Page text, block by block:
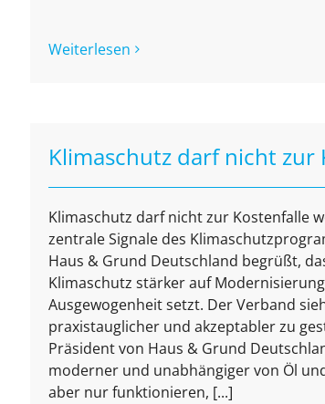
Weiterlesen
Klimaschutz darf nicht zur
Klimaschutz darf nicht zur Kostenfalle
zentrale Signale des
Haus & Grund Deutschland begrüßt,
Klimaschutz stärker auf
Ausgewogenheit setzt. Der Verband
praxistauglicher und akzeptabler zu
Präsident von Haus & Grund
moderner und unabhängiger von Öl
aber nur funktionieren, [...]